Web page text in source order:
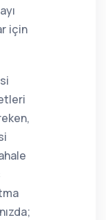
için